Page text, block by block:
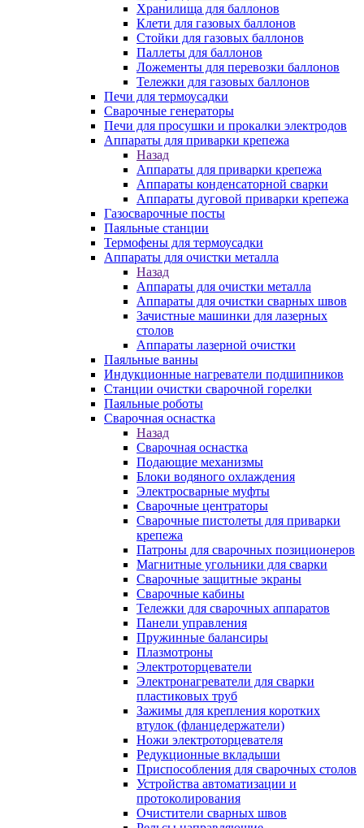
Хранилища для баллонов
Клети для газовых баллонов
Стойки для газовых баллонов
Паллеты для баллонов
Ложементы для перевозки баллонов
Тележки для газовых баллонов
Печи для термоусадки
Сварочные генераторы
Печи для просушки и прокалки электродов
Аппараты для приварки крепежа
Назад
Аппараты для приварки крепежа
Аппараты конденсаторной сварки
Аппараты дуговой приварки крепежа
Газосварочные посты
Паяльные станции
Термофены для термоусадки
Аппараты для очистки металла
Назад
Аппараты для очистки металла
Аппараты для очистки сварных швов
Зачистные машинки для лазерных
столов
Аппараты лазерной очистки
Паяльные ванны
Индукционные нагреватели подшипников
Станции очистки сварочной горелки
Паяльные роботы
Сварочная оснастка
Назад
Сварочная оснастка
Подающие механизмы
Блоки водяного охлаждения
Электросварные муфты
Сварочные центраторы
Сварочные пистолеты для приварки
крепежа
Патроны для сварочных позиционеров
Магнитные угольники для сварки
Сварочные защитные экраны
Сварочные кабины
Тележки для сварочных аппаратов
Панели управления
Пружинные балансиры
Плазмотроны
Электроторцеватели
Электронагреватели для сварки
пластиковых труб
Зажимы для крепления коротких
втулок (фланцедержатели)
Ножи электроторцевателя
Редукционные вкладыши
Приспособления для сварочных столов
Устройства автоматизации и
протоколирования
Очистители сварных швов